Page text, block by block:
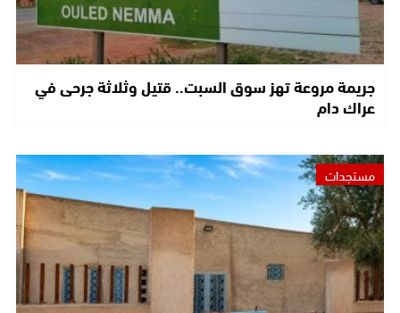
جريمة مروعة تهز سوق السبت.. قتيل وثلاثة جرحى في
عراك دام
مستجدات